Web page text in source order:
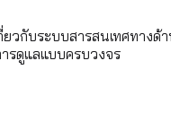
กับระบบสารสนเทศทางด้
รดูแลแบบครบวงจร